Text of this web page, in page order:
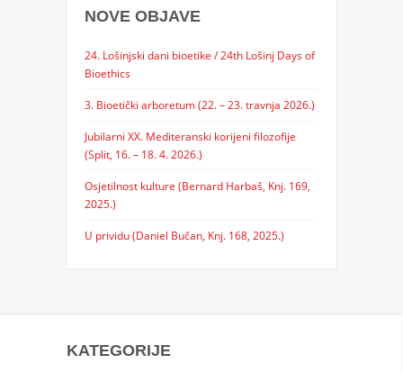
NOVE OBJAVE
24. Lošinjski dani bioetike / 24th Lošinj Days of
Bioethics
3. Bioetički arboretum (22. – 23. travnja 2026.)
Jubilarni XX. Mediteranski korijeni filozofije
(Split, 16. – 18. 4. 2026.)
Osjetilnost kulture (Bernard Harbaš, Knj. 169,
2025.)
U prividu (Daniel Bučan, Knj. 168, 2025.)
KATEGORIJE